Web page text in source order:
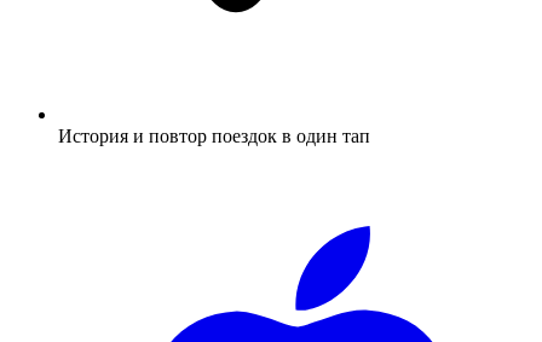
История и повтор поездок в один тап